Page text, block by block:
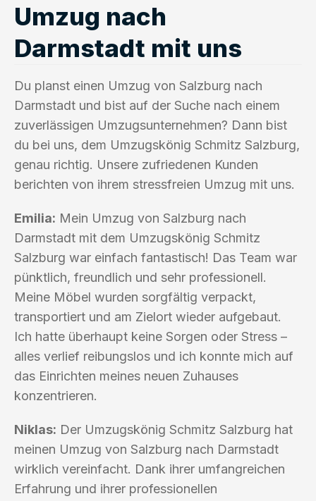
Umzug nach
Darmstadt mit uns
Du planst einen Umzug von Salzburg nach
Darmstadt und bist auf der Suche nach einem
zuverlässigen Umzugsunternehmen? Dann bist
du bei uns, dem Umzugskönig Schmitz Salzburg,
genau richtig. Unsere zufriedenen Kunden
berichten von ihrem stressfreien Umzug mit uns.
Emilia: Mein Umzug von Salzburg nach
Darmstadt mit dem Umzugskönig Schmitz
Salzburg war einfach fantastisch! Das Team war
pünktlich, freundlich und sehr professionell.
Meine Möbel wurden sorgfältig verpackt,
transportiert und am Zielort wieder aufgebaut.
Ich hatte überhaupt keine Sorgen oder Stress –
alles verlief reibungslos und ich konnte mich auf
das Einrichten meines neuen Zuhauses
konzentrieren.
Niklas: Der Umzugskönig Schmitz Salzburg hat
meinen Umzug von Salzburg nach Darmstadt
wirklich vereinfacht. Dank ihrer umfangreichen
Erfahrung und ihrer professionellen